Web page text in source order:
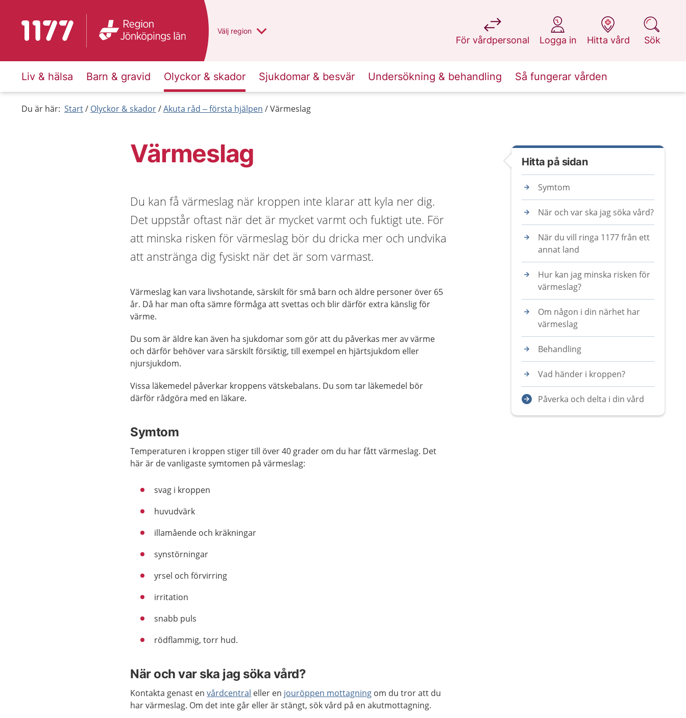
Till startsidan för 1177 Du har valt region
Välj en annan
region
För vårdpersonal
på 1177.se
Logga in
på 1177.se
Hitta vård
på 1177.se
Sök
på 1177.se
Liv & hälsa Barn & gravid Olyckor & skador Sjukdomar & besvär Undersökning & behandling Så fungerar vården
Du är här: Start Olyckor & skador Akuta råd – första hjälpen Värmeslag
Värmeslag
Du kan få värmeslag när kroppen inte klarar att kyla ner dig.
Det uppstår oftast när det är mycket varmt och fuktigt ute. För
att minska risken för värmeslag bör du dricka mer och undvika
att anstränga dig fysiskt när det är som varmast.
Värmeslag kan vara livshotande, särskilt för små barn och äldre personer över 65
år. Då har man ofta sämre förmåga att svettas och blir därför extra känslig för
värme.
Du som är äldre kan även ha sjukdomar som gör att du påverkas mer av värme
och därför behöver vara särskilt försiktig, till exempel en hjärtsjukdom eller
njursjukdom.
Vissa läkemedel påverkar kroppens vätskebalans. Du som tar läkemedel bör
därför rådgöra med en läkare.
Symtom
Temperaturen i kroppen stiger till över 40 grader om du har fått värmeslag. Det
här är de vanligaste symtomen på värmeslag:
svag i kroppen
huvudvärk
illamående och kräkningar
synstörningar
yrsel och förvirring
irritation
snabb puls
rödflammig, torr hud.
När och var ska jag söka vård?
Kontakta genast envårdcentral eller en jouröppen mottagning om du tror att du
har värmeslag. Om det inte går eller är stängt, sök vård på en akutmottagning.
Hitta på sidan
Symtom
När och var ska jag söka vård?
När du vill ringa 1177 från ett
annat land
Hur kan jag minska risken för
värmeslag?
Om någon i din närhet har
värmeslag
Behandling
Vad händer i kroppen?
Påverka och delta i din vård